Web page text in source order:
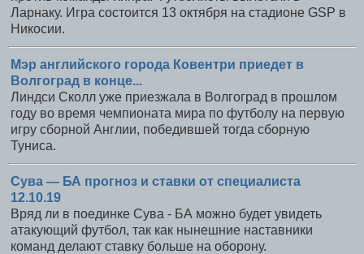
Ларнаку. Игра состоится 13 октября на стадионе GSP в
Никосии.
Мэр английского города Ковентри приедет в
Волгоград в конце...
Линдси Сколл уже приезжала в Волгоград в прошлом
году во время чемпионата мира по футболу на первую
игру сборной Англии, победившей тогда сборную
Туниса.
Сува — БА прогноз и ставки от специалиста
12.10.19
Вряд ли в поединке Сува - БА можно будет увидеть
атакующий футбол, так как нынешние наставники
команд делают ставку больше на оборону.